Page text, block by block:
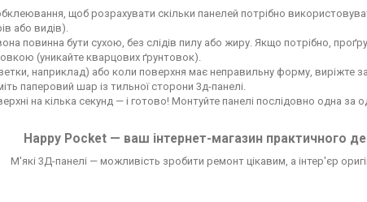
щоб розрахувати скільки панелей потрібно
або видів).
повинна бути сухою, без слідів пилу або жиру. Якщо потрібно,
(уникайте кварцових ґрунтовок).
наприклад) або коли поверхня має неправильну форму, виріжте
паперовий шар із тильної сторони 3д-панелі.
на кілька секунд — і готово! Монтуйте панелі послідовно одна за
Happy Pocket — ваш інтернет-магазин практичного
М'які 3Д-панелі — можливість зробити ремонт цікавим, а інтер'єр